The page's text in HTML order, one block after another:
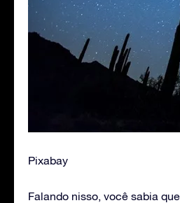
Pixabay
Falando nisso, você sabia